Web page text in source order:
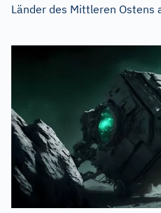
Länder des Mittleren Ostens